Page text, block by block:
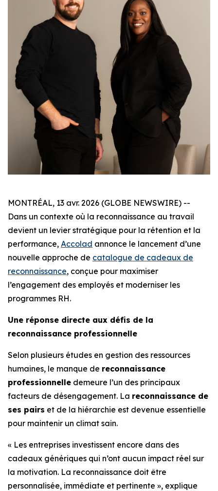
MONTRÉAL, 13 avr. 2026 (GLOBE NEWSWIRE) --
Dans un contexte où la reconnaissance au travail
devient un levier stratégique pour la rétention et la
performance, Accolad annonce le lancement d’une
nouvelle approche de catalogue de cadeaux de
reconnaissance, conçue pour maximiser
l’engagement des employés et moderniser les
programmes RH.
Une réponse directe aux défis de la
reconnaissance professionnelle
Selon plusieurs études en gestion des ressources
humaines, le manque de reconnaissance
professionnelle demeure l’un des principaux
facteurs de désengagement. La reconnaissance de
ses pairs et de la hiérarchie est devenue essentielle
pour maintenir un climat sain.
« Les entreprises investissent encore dans des
cadeaux génériques qui n’ont aucun impact réel sur
la motivation. La reconnaissance doit être
personnalisée, immédiate et pertinente », explique